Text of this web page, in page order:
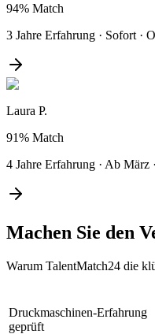
94% Match
3 Jahre Erfahrung · Sofort ·
Laura P.
91% Match
4 Jahre Erfahrung · Ab März ·
Machen Sie den
Warum TalentMatch24 die
Druckmaschinen-Erfahrung
geprüft